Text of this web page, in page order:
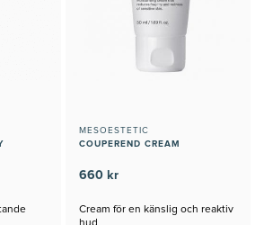
MESOESTETIC
COUPEREND CREAM
660 kr
Cream för en känslig och reaktiv